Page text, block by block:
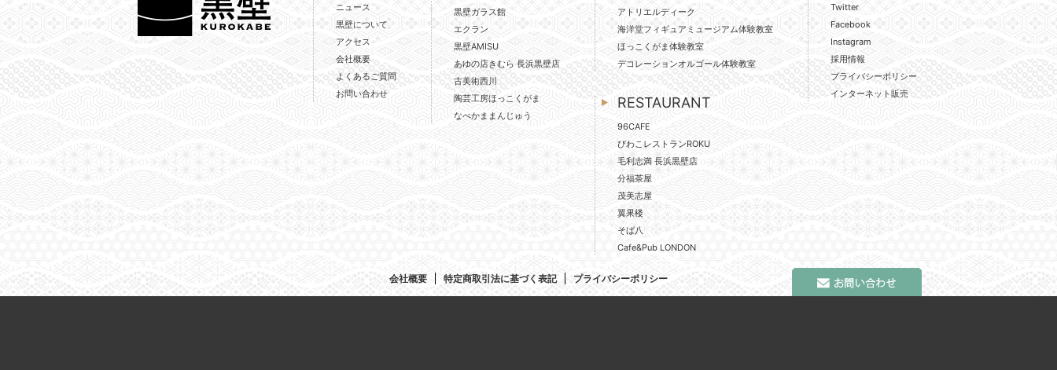
ニュース
黒壁について
アクセス
会社概要
よくあるご質問
お問い合わせ
黒壁ガラス館
エクラン
黒壁AMISU
あゆの店きむら 長浜黒壁店
古美術西川
陶芸工房ほっこくがま
なべかままんじゅう
アトリエルディーク
海洋堂フィギュアミュージアム体験教室
ほっこくがま体験教室
デコレーションオルゴール体験教室
RESTAURANT
96CAFE
びわこレストランROKU
毛利志満 長浜黒壁店
分福茶屋
茂美志屋
翼果楼
そば八
Cafe&Pub LONDON
Twitter
Facebook
Instagram
採用情報
プライバシーポリシー
インターネット販売
会社概要 特定商取引法に基づく表記 プライバシーポリシー